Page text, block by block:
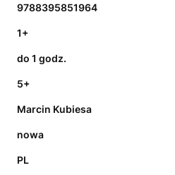
9788395851964
1+
do 1 godz.
5+
Marcin Kubiesa
nowa
PL